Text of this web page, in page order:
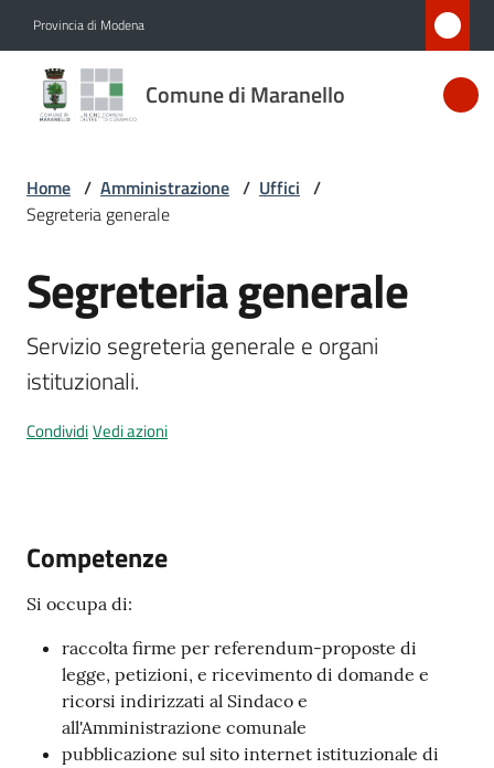
Provincia di Modena
Comune di Maranello
Comune
di
Novità
Servizi
Maranello
Home / Amministrazione / Uffici /
Segreteria generale
Salta al contenuto
Segreteria generale
Servizio segreteria generale e organi
istituzionali.
CondividiVedi azioni
Competenze
Si occupa di:
raccolta firme per referendum-proposte di
legge, petizioni, e ricevimento di domande e
ricorsi indirizzati al Sindaco e
all'Amministrazione comunale
pubblicazione sul sito internet istituzionale di